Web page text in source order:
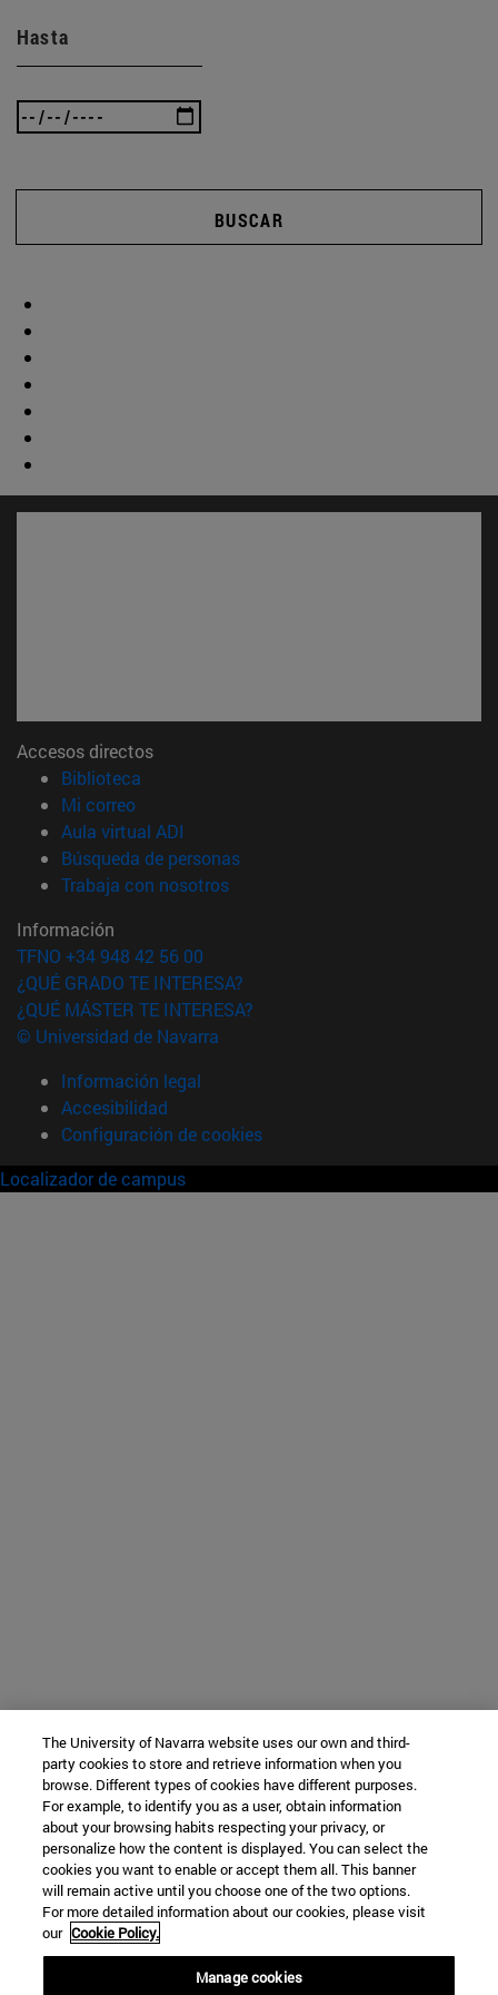
Hasta
BUSCAR
Accesos directos
Biblioteca
Mi correo(abre en nueva ventana)
Aula virtual ADI
Búsqueda de personas(abre en nueva ventana)
Trabaja con nosotros(abre en nueva ventana)
Información
TFNO +34 948 42 56 00
¿QUÉ GRADO TE INTERESA?
¿QUÉ MÁSTER TE INTERESA?
© Universidad de Navarra
Información legal
Accesibilidad
Configuración de cookies
Localizador de campus
The University of Navarra website uses our own and third-
party cookies to store and retrieve information when you
browse. Different types of cookies have different purposes.
For example, to identify you as a user, obtain information
about your browsing habits respecting your privacy, or
personalize how the content is displayed. You can select the
cookies you want to enable or accept them all. This banner
will remain active until you choose one of the two options.
For more detailed information about our cookies, please visit
our Cookie Policy.
Manage cookies